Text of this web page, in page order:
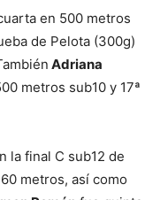
en 500 metros
de Pelota (300g)
Adriana
metros sub10 y 17ª
la final C sub12 de
metros, así como